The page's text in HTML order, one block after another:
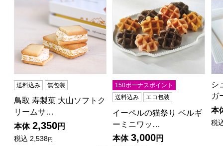
送料込み 無包装
鳥取 寿製菓 大山ソフトク
リームサ…
本体 2,350円
税込 2,538円
150ボーナスポイント
送料込み
エコ包装
イーペルの猫祭り ベルギ
ーミニワッ…
本体 3,000円
シ
ガ
本
税